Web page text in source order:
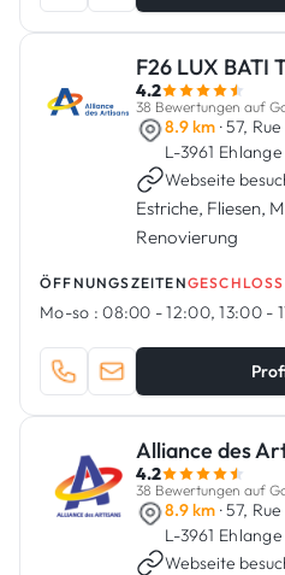
F26 LUX BATI
4.2
38 Bewertungen auf
8.9 km · 57,
L-3961 Ehlange
Webseite
Estriche, Fliesen,
Renovierung
ÖFFNUNGSZEITEN
Mo-so : 08:00 - 12:00, 13:00 -
Alliance des
4.2
38 Bewertungen auf
8.9 km · 57,
L-3961 Ehlange
Webseite